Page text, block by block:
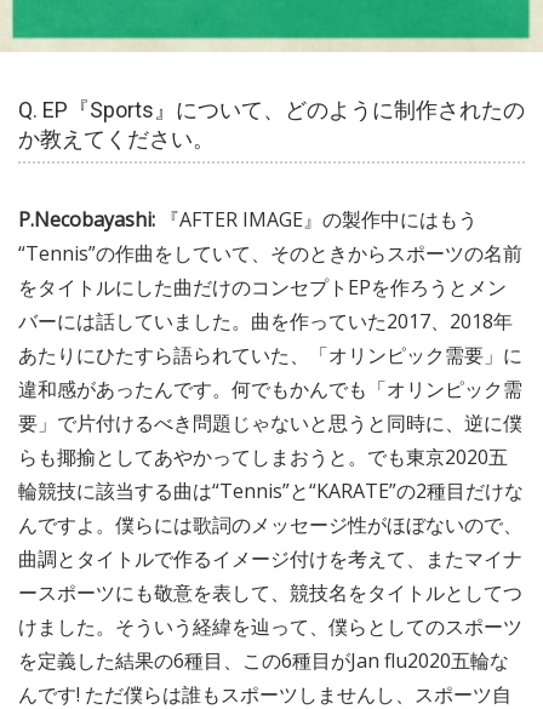
Q. EP『Sports』について、どのように制作されたの
か教えてください。
P.Necobayashi: 『AFTER IMAGE』の製作中にはもう
“Tennis”の作曲をしていて、そのときからスポーツの名前
をタイトルにした曲だけのコンセプトEPを作ろうとメン
バーには話していました。曲を作っていた2017、2018年
あたりにひたすら語られていた、「オリンピック需要」に
違和感があったんです。何でもかんでも「オリンピック需
要」で片付けるべき問題じゃないと思うと同時に、逆に僕
らも揶揄としてあやかってしまおうと。でも東京2020五
輪競技に該当する曲は“Tennis”と“KARATE”の2種目だけな
んですよ。僕らには歌詞のメッセージ性がほぼないので、
曲調とタイトルで作るイメージ付けを考えて、またマイナ
ースポーツにも敬意を表して、競技名をタイトルとしてつ
けました。そういう経緯を辿って、僕らとしてのスポーツ
を定義した結果の6種目、この6種目がJan flu2020五輪な
んです! ただ僕らは誰もスポーツしませんし、スポーツ自